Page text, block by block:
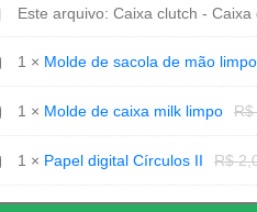
Este arquivo: Caixa clutch - Caixa
1 × Molde de sacola de mão limpo
1 × Molde de caixa milk limpo R$
1 × Papel digital Círculos II R$